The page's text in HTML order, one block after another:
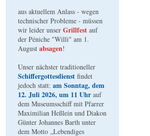
aus aktuellem Anlass - wegen
technischer Probleme - müssen
wir leider unser Grillfest auf
der Péniche "Willi" am 1.
August absagen!
Unser nächster traditioneller
Schiffergottesdienst findet
jedoch statt: am Sonntag, dem
12. Juli 2026, um 11 Uhr auf
dem Museumsschiff mit Pfarrer
Maximilian Heßlein und Diakon
Günter Johannes Barth unter
dem Motto „Lebendiges